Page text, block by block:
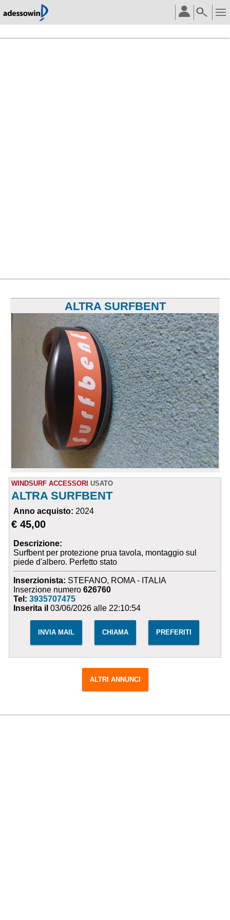
ALTRA SURFBENT
WINDSURF ACCESSORI USATO
ALTRA SURFBENT
Anno acquisto: 2024
€ 45,00
Descrizione:
Surfbent per protezione prua tavola, montaggio sul
piede d'albero. Perfetto stato
Inserzionista: STEFANO, ROMA - ITALIA
Inserzione numero626760
Tel:3935707475
Inserita il 03/06/2026 alle 22:10:54
INVIA MAIL CHIAMA PREFERITI
ALTRI ANNUNCI